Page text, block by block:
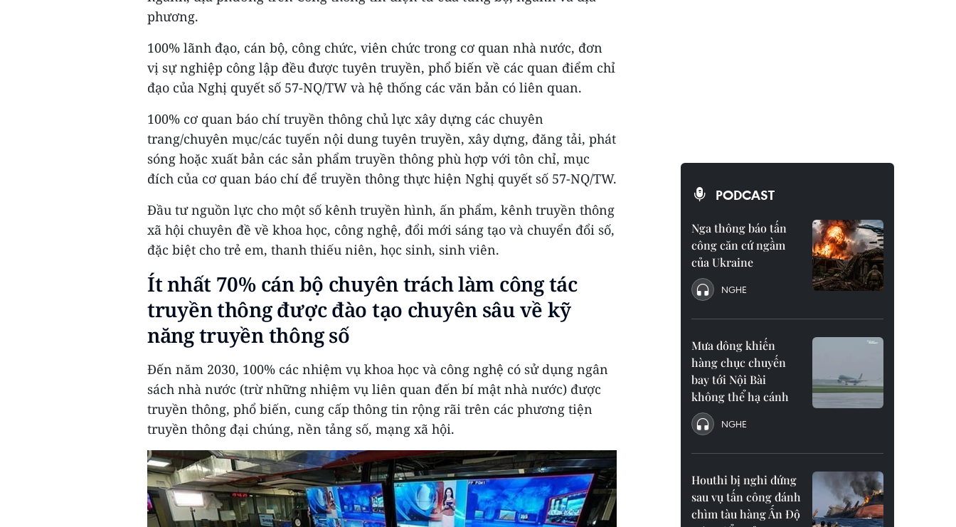
phương.
100% lãnh đạo, cán bộ, công chức, viên chức trong cơ quan nhà nước, đơn
vị sự nghiệp công lập đều được tuyên truyền, phổ biến về các quan điểm chỉ
đạo của Nghị quyết số 57-NQ/TW và hệ thống các văn bản có liên quan.
100% cơ quan báo chí truyền thông chủ lực xây dựng các chuyên
trang/chuyên mục/các tuyến nội dung tuyên truyền, xây dựng, đăng tải, phát
sóng hoặc xuất bản các sản phẩm truyền thông phù hợp với tôn chỉ, mục
đích của cơ quan báo chí để truyền thông thực hiện Nghị quyết số 57-NQ/TW.
Đầu tư nguồn lực cho một số kênh truyền hình, ấn phẩm, kênh truyền thông
xã hội chuyên đề về khoa học, công nghệ, đổi mới sáng tạo và chuyển đổi số,
đặc biệt cho trẻ em, thanh thiếu niên, học sinh, sinh viên.
Ít nhất 70% cán bộ chuyên trách làm công tác
truyền thông được đào tạo chuyên sâu về kỹ
năng truyền thông số
Đến năm 2030, 100% các nhiệm vụ khoa học và công nghệ có sử dụng ngân
sách nhà nước (trừ những nhiệm vụ liên quan đến bí mật nhà nước) được
truyền thông, phổ biến, cung cấp thông tin rộng rãi trên các phương tiện
truyền thông đại chúng, nền tảng số, mạng xã hội.
PODCAST
Nga thông báo tấn
công căn cứ ngầm
của Ukraine
NGHE
Mưa dông khiến
hàng chục chuyến
bay tới Nội Bài
không thể hạ cánh
NGHE
Houthi bị nghi đứng
sau vụ tấn công đánh
chìm tàu hàng Ấn Độ